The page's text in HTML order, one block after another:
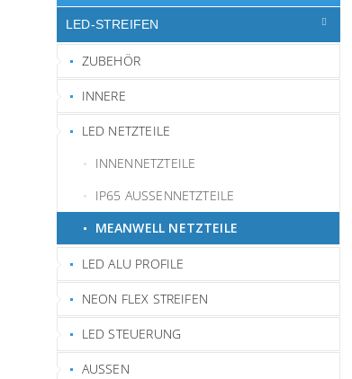
LED-STREIFEN
ZUBEHÖR
INNERE
LED NETZTEILE
INNENNETZTEILE
IP65 AUSSENNETZTEILE
MEANWELL NETZTEILE
LED ALU PROFILE
NEON FLEX STREIFEN
LED STEUERUNG
AUSSEN